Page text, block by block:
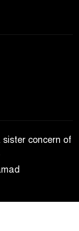
বাড়িতে বোমা
concern of